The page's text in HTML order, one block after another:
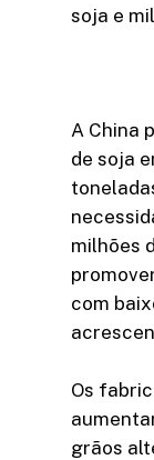
soja e
A China
de soja
milhões
com
Os
grãos